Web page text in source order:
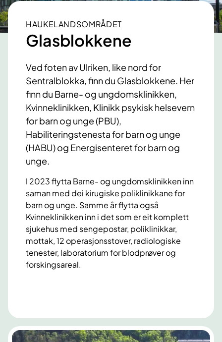
HAUKELANDSOMRÅDET
Glasblokkene
Ved foten av Ulriken, like nord for
Sentralblokka, finn du Glasblokkene. Her
finn du Barne- og ungdomsklinikken,
Kvinneklinikken, Klinikk psykisk helsevern
for barn og unge (PBU),
Habiliteringstenesta for barn og unge
(HABU) og Energisenteret for barn og
unge.
I 2023 flytta Barne- og ungdomsklinikken inn
saman med dei kirugiske poliklinikkane for
barn og unge. Samme år flytta også
Kvinneklinikken inn i det som er eit komplett
sjukehus med sengepostar, poliklinikkar,
mottak, 12 operasjonsstover, radiologiske
tenester, laboratorium for blodprøver og
forskingsareal.